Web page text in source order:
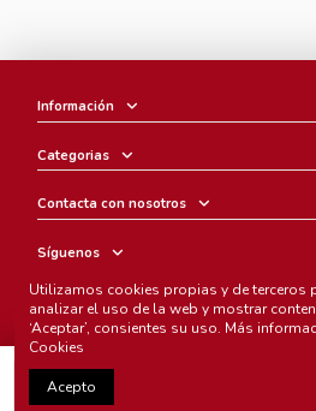
Información
Categorias
Contacta con nosotros
Síguenos
Boletín
Chunichi Comics
Utilizamos cookies propias y de terceros
analizar el uso de la web y mostrar
‘Aceptar’, consientes su uso. Más
Cookies
Acepto